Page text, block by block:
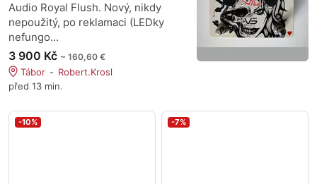
Audio Royal Flush. Nový, nikdy
nepoužitý, po reklamaci (LEDky
nefungo...
3 900 Kč ~ 160,60 €
Tábor
Robert.Krosl
před 13 min.
-10% -7%